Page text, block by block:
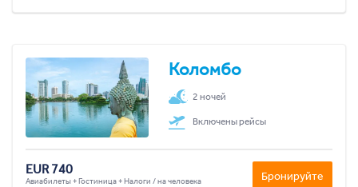
Коломбо
2 ночей
Включены рейсы
EUR 740
Авиабилеты + Гостиница + Налоги / на человека Бронируйте